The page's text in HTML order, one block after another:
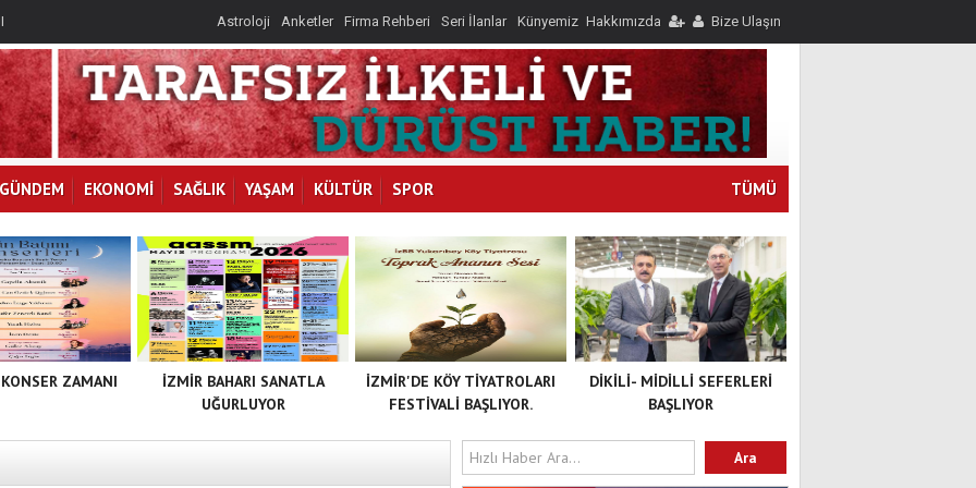
Astroloji Anketler Firma Rehberi Seri İlanlar Künyemiz Hakkımızda Bize Ulaşın
GÜNDEM EKONOMİ SAĞLIK YAŞAM KÜLTÜR SPOR TÜMÜ
ZAMANI
İZMİR BAHARI SANATLA
UĞURLUYOR
DİKİLİ- MİDİLLİ SEFERLERİ
BAŞLIYOR
İZMİR'DE KÖY TİYATROLARI
FESTİVALİ BAŞLIYOR.